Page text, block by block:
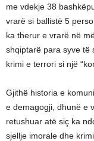
me vdekje 38
vrarë si ballistë 5
ka therur e vrarë në
shqiptarë para syve të
krimi e terrori si një
Gjithë historia e
e demagogji, dhunë e
retushuar atë siç ka
sjellje imorale dhe